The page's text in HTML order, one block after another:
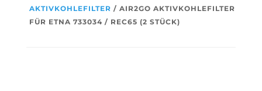
AKTIVKOHLEFILTER / AIR2GO AKTIVKOHLEFILTER
FÜR ETNA 733034 / REC65 (2 STÜCK)